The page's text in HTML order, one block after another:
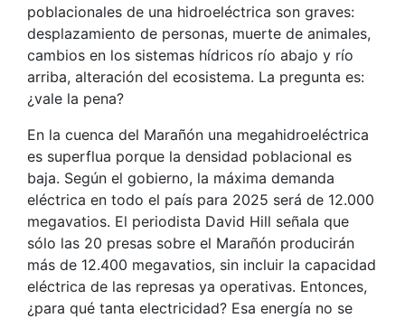
poblacionales de una hidroeléctrica son graves:
desplazamiento de personas, muerte de animales,
cambios en los sistemas hídricos río abajo y río
arriba, alteración del ecosistema. La pregunta es:
¿vale la pena?
En la cuenca del Marañón una megahidroeléctrica
es superflua porque la densidad poblacional es
baja. Según el gobierno, la máxima demanda
eléctrica en todo el país para 2025 será de 12.000
megavatios. El periodista David Hill señala que
sólo las 20 presas sobre el Marañón producirán
más de 12.400 megavatios, sin incluir la capacidad
eléctrica de las represas ya operativas. Entonces,
¿para qué tanta electricidad? Esa energía no se